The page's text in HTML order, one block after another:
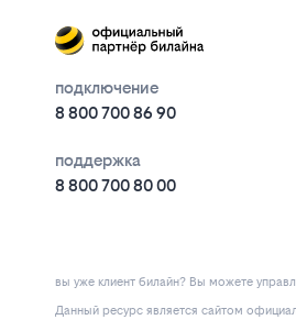
подключение
8 800 700 86 90
поддержка
8 800 700 80 00
вы уже клиент билайн? Вы можете
Данный ресурс является сайтом